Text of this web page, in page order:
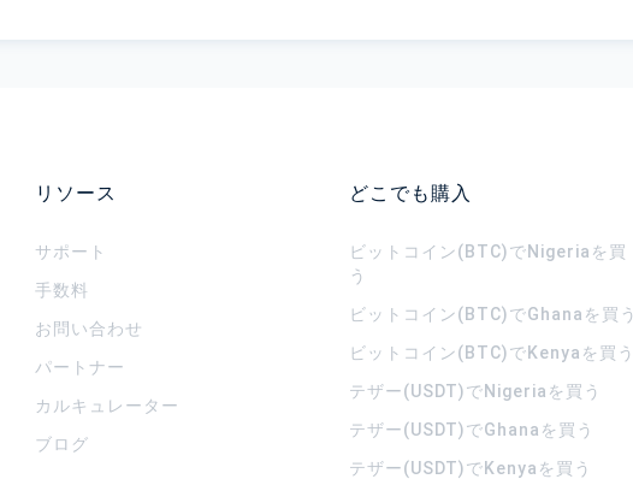
リソース
サポート
手数料
お問い合わせ
パートナー
カルキュレーター
ブログ
どこでも購入
ビットコイン(BTC)でNigeriaを買
う
ビットコイン(BTC)でGhanaを買う
ビットコイン(BTC)でKenyaを買う
テザー(USDT)でNigeriaを買う
テザー(USDT)でGhanaを買う
テザー(USDT)でKenyaを買う